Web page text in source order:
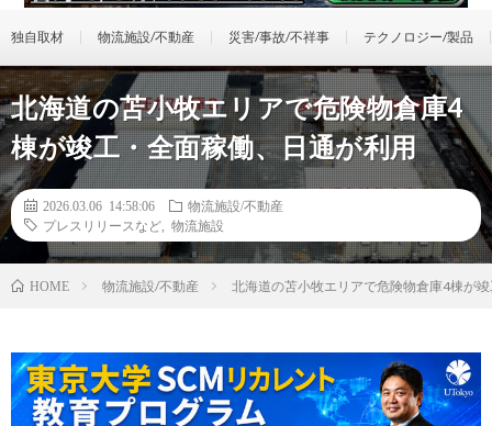
独自取材 物流施設/不動産 災害/事故/不祥事 テクノロジー/製品
北海道の苫小牧エリアで危険物倉庫4
棟が竣工・全面稼働、日通が利用
2026.03.06 14:58:06
物流施設/不動産
プレスリリースなど
物流施設
HOME 物流施設/不動産 北海道の苫小牧エリアで危険物倉庫4棟が